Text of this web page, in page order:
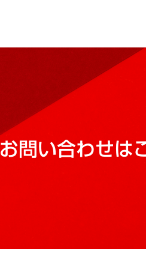
お問い合わせは